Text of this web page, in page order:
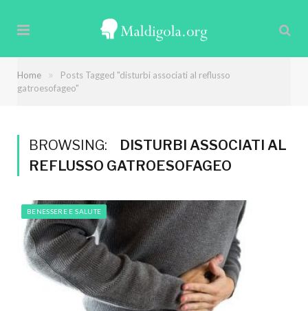
Home »
Posts Tagged "disturbi associati al reflusso
gatroesofageo"
BROWSING:
DISTURBI ASSOCIATI AL
REFLUSSO GATROESOFAGEO
BENESSERE E SALUTE